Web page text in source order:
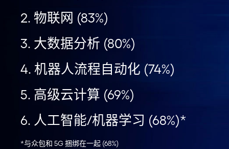
2. 物联网 (83%)
3. 大数据分析 (80%)
4. 机器人流程自动化 (74%)
5. 高级云计算 (69%)
6. 人工智能/机器学习 (68%)*
*与众包和 5G 捆绑在一起 (68%)